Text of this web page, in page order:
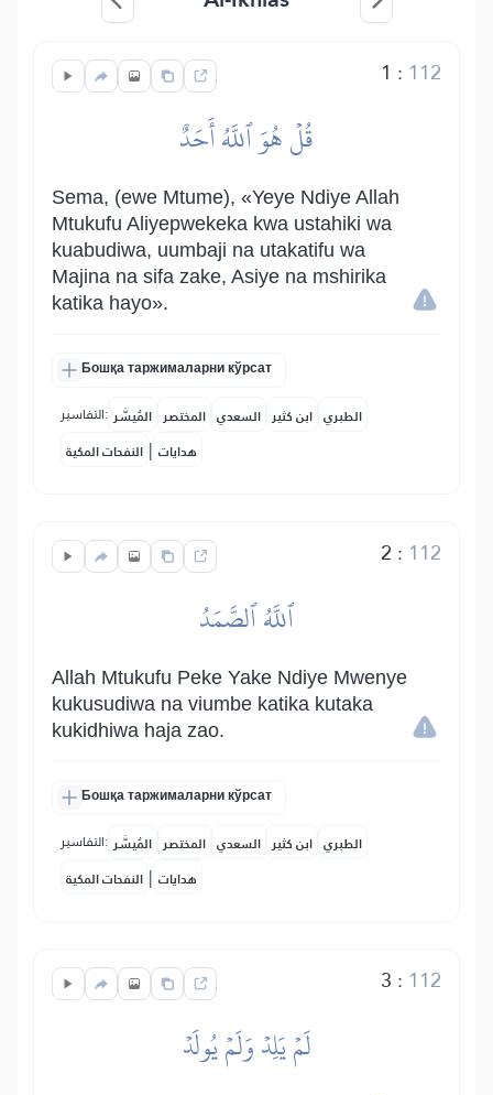
1 : 112
قُلۡ هُوَ ٱللَّهُ أَحَدٌ
Sema, (ewe Mtume), «Yeye Ndiye Allah
Mtukufu Aliyepwekeka kwa ustahiki wa
kuabudiwa, uumbaji na utakatifu wa
Majina na sifa zake, Asiye na mshirika
katika hayo».
Бошқа таржималарни кўрсат
التفاسير: المُيسَّر المختصر السعدي ابن كثير الطبري
النفحات المكية | هدايات
2 : 112
ٱللَّهُ ٱلصَّمَدُ
Allah Mtukufu Peke Yake Ndiye Mwenye
kukusudiwa na viumbe katika kutaka
kukidhiwa haja zao.
Бошқа таржималарни кўрсат
التفاسير: المُيسَّر المختصر السعدي ابن كثير الطبري
النفحات المكية | هدايات
3 : 112
لَمۡ يَلِدۡ وَلَمۡ يُولَدۡ